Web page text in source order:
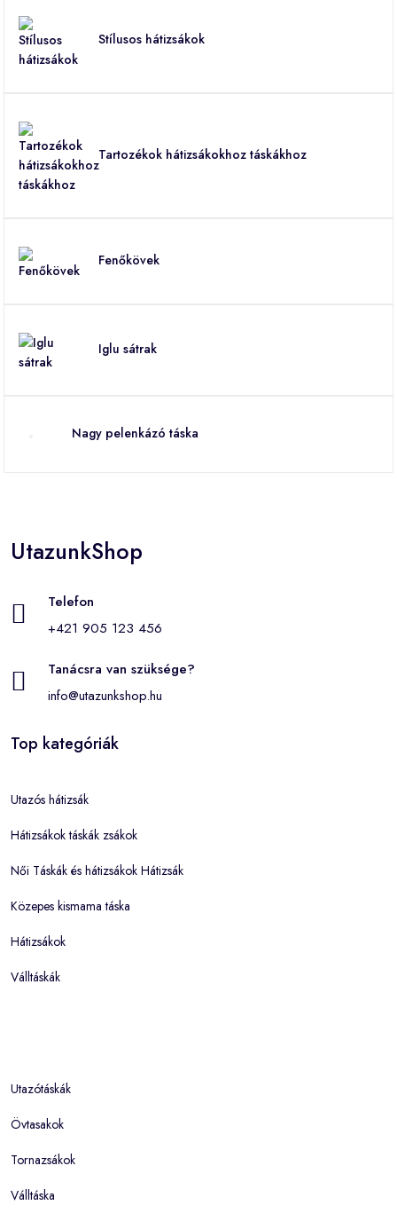
Stílusos hátizsákok
Tartozékok hátizsákokhoz táskákhoz
Fenőkövek
Iglu sátrak
Nagy pelenkázó táska
UtazunkShop
Telefon
+421 905 123 456
Tanácsra van szüksége?
info@utazunkshop.hu
Top kategóriák
Utazós hátizsák
Hátizsákok táskák zsákok
Női Táskák és hátizsákok Hátizsák
Közepes kismama táska
Hátizsákok
Válltáskák
Utazótáskák
Övtasakok
Tornazsákok
Válltáska